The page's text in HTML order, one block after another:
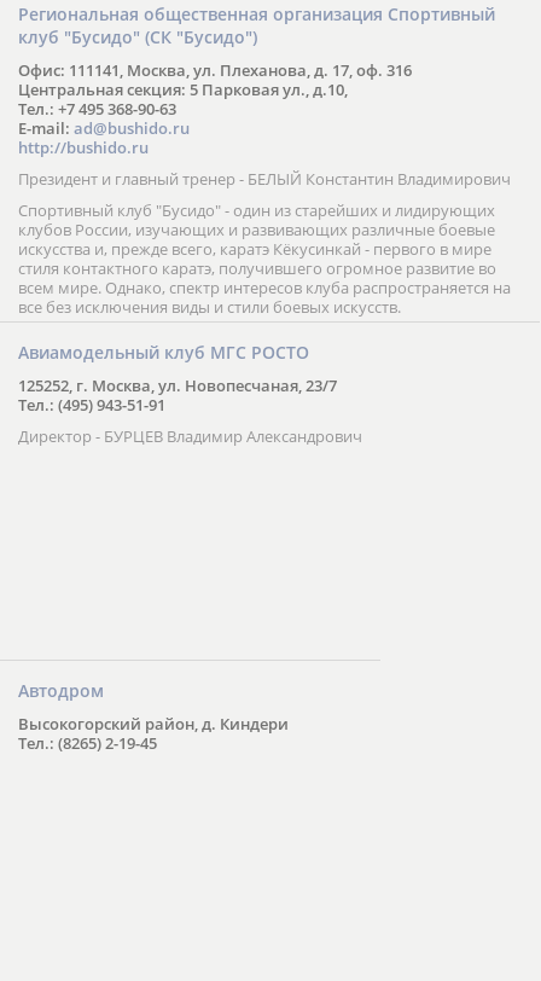
Региональная общественная организация Спортивный
клуб "Бусидо" (СК "Бусидо")
Офис: 111141, Москва, ул. Плеханова, д. 17, оф. 316
Центральная секция: 5 Парковая ул., д.10,
Тел.: +7 495 368-90-63
E-mail: ad@bushido.ru
http://bushido.ru
Президент и главный тренер - БЕЛЫЙ Константин Владимирович
Спортивный клуб "Бусидо" - один из старейших и лидирующих
клубов России, изучающих и развивающих различные боевые
искусства и, прежде всего, каратэ Кёкусинкай - первого в мире
стиля контактного каратэ, получившего огромное развитие во
всем мире. Однако, спектр интересов клуба распространяется на
все без исключения виды и стили боевых искусств.
Авиамодельный клуб МГС РОСТО
125252, г. Москва, ул. Новопесчаная, 23/7
Тел.: (495) 943-51-91
Директор - БУРЦЕВ Владимир Александрович
Автодром
Высокогорский район, д. Киндери
Тел.: (8265) 2-19-45